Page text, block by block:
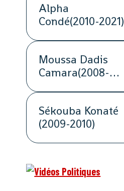
Alpha
Condé(2010-2021)
Moussa Dadis
Camara(2008-
Sékouba Konaté
(2009-2010)